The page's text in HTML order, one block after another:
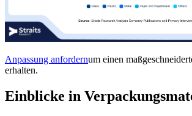
Anpassung anfordernum einen
erhalten.
Einblicke in